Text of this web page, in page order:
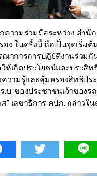
ความร่วมมือระหว่าง สำนั
อง ในครั้งนี้ ถือเป็นจุดเริ่ม
ณาการการปฏิบัติงานร่วมกั
ห้เกิดประโยชน์และประสิ
ความรู้และคุ้มครองสิทธิปร
.บ. ของประชาชนเจ้าของร
” เลขาธิการ คปภ. กล่าวใ